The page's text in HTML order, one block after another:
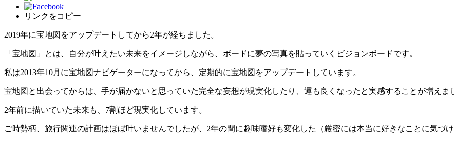
リンクをコピー
2019年に宝地図をアップデートしてから2年が経ちました。
「宝地図」とは、自分が叶えたい未来をイメージしながら、ボードに夢の写真を貼っていくビジョンボードです。
私は2013年10月に宝地図ナビゲーターになってから、定期的に宝地図をアップデートしています。
宝地図と出会ってからは、手が届かないと思っていた完全な妄想が現実化したり、運も良くなったと実感することが増えま
2年前に描いていた未来も、7割ほど現実化しています。
ご時勢柄、旅行関連の計画はほぼ叶いませんでしたが、2年の間に趣味嗜好も変化した（厳密には本当に好きなことに気づ